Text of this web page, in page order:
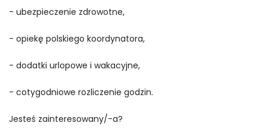
- ubezpieczenie zdrowotne,
- opiekę polskiego koordynatora,
- dodatki urlopowe i wakacyjne,
- cotygodniowe rozliczenie godzin.
Jesteś zainteresowany/-a?